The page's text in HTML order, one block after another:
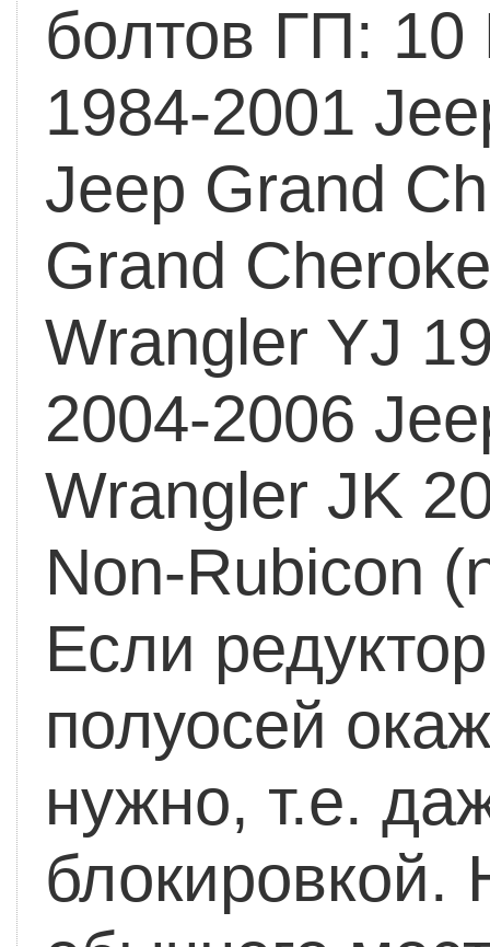
болтов ГП: 10
1984-2001
Jeep Grand
Grand
Wrangler YJ
2004-2006
Wrangler JK
Non-Rubicon
Если
полуосей
нужно, т.е.
блокировкой.